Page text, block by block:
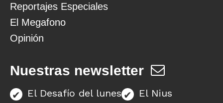
Reportajes Especiales
El Megafono
Opinión
Nuestras newsletter
El Desafío del lunes El Nius